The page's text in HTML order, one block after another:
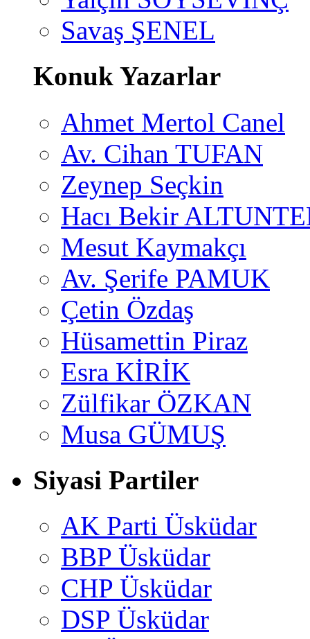
Savaş ŞENEL
Konuk Yazarlar
Ahmet Mertol Canel
Av. Cihan TUFAN
Zeynep Seçkin
Hacı Bekir
Mesut Kaymakçı
Av. Şerife PAMUK
Çetin Özdaş
Hüsamettin Piraz
Esra KİRİK
Zülfikar ÖZKAN
Musa GÜMUŞ
Siyasi Partiler
AK Parti Üsküdar
BBP Üsküdar
CHP Üsküdar
DSP Üsküdar